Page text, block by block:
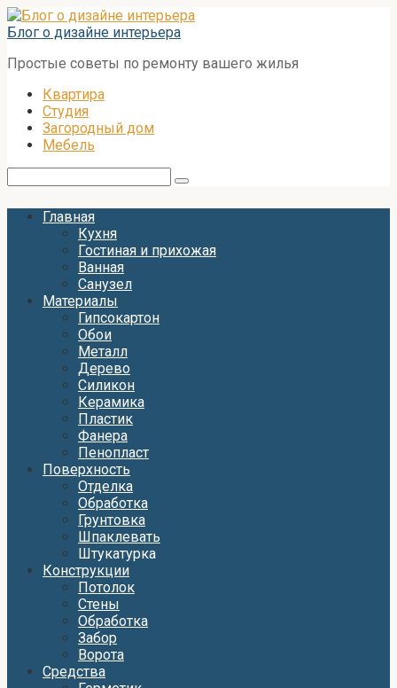
Перейти
к
Блог о дизайне интерьера
Простые советы по ремонту вашего жилья
Квартира
Студия
Загородный дом
Мебель
Главная
Кухня
Гостиная и прихожая
Ванная
Санузел
Материалы
Гипсокартон
Обои
Металл
Дерево
Силикон
Керамика
Пластик
Фанера
Пенопласт
Поверхность
Отделка
Обработка
Грунтовка
Шпаклевать
Штукатурка
Конструкции
Потолок
Стены
Обработка
Забор
Ворота
Средства